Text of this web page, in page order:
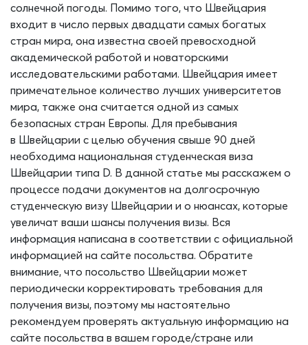
солнечной погоды. Помимо того, что Швейцария
входит в число первых двадцати самых богатых
стран мира, она известна своей превосходной
академической работой и новаторскими
исследовательскими работами. Швейцария имеет
примечательное количество лучших университетов
мира, также она считается одной из самых
безопасных стран Европы. Для пребывания
в Швейцарии с целью обучения свыше 90 дней
необходима национальная студенческая виза
Швейцарии типа D. В данной статье мы расскажем о
процессе подачи документов на долгосрочную
студенческую визу Швейцарии и о нюансах, которые
увеличат ваши шансы получения визы. Вся
информация написана в соответствии с официальной
информацией на сайте посольства. Обратите
внимание, что посольство Швейцарии может
периодически корректировать требования для
получения визы, поэтому мы настоятельно
рекомендуем проверять актуальную информацию на
сайте посольства в вашем городе/стране или